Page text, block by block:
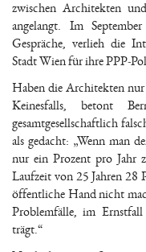
zwischen Architekten
angelangt. Im
Gespräche, verlieh die
Stadt Wien für ihre PPP-
Haben die Architekten
Keinesfalls, betont
gesamtgesellschaftlich
als gedacht: „Wenn man
nur ein Prozent pro Jahr
Laufzeit von 25 Jahren 28
öffentliche Hand nicht
Problemfälle, im
trägt.“